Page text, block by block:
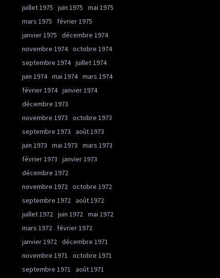
juillet 1975
juin 1975
mai 1975
mars 1975
février 1975
janvier 1975
décembre 1974
novembre 1974 octobre 1974
septembre 1974 juillet 1974
juin 1974 mai 1974 mars 1974
février 1974 janvier 1974
décembre 1973
novembre 1973
octobre 1973
septembre 1973
août 1973
juin 1973
mai 1973
mars 1973
février 1973
janvier 1973
décembre 1972
novembre 1972 octobre 1972
septembre 1972 août 1972
juillet 1972 juin 1972 mai 1972
mars 1972
février 1972
janvier 1972 décembre 1971
novembre 1971
octobre 1971
septembre 1971
août 1971